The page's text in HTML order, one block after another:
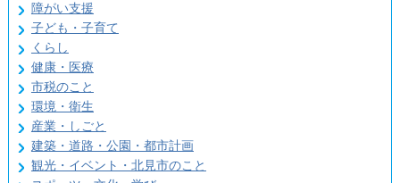
障がい支援
子ども・子育て
くらし
健康・医療
市税のこと
環境・衛生
産業・しごと
建築・道路・公園・都市計画
観光・イベント・北見市のこと